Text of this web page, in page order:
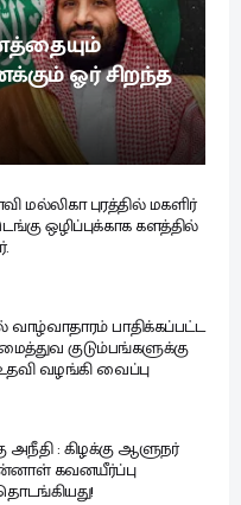
ஓர் சிறந்த
மல்லிகா புரத்தில் மகளிர்
ஒழிப்புக்காக களத்தில்
வாழ்வாதாரம் பாதிக்கப்பட்ட
குடும்பங்களுக்கு
வழங்கி வைப்பு
அநீதி : கிழக்கு ஆளுநர்
கவனயீர்ப்பு